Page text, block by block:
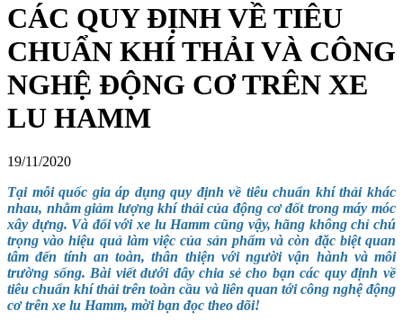
CÁC QUY ĐỊNH VỀ TIÊU
CHUẨN KHÍ THẢI VÀ CÔNG
NGHỆ ĐỘNG CƠ TRÊN XE
LU HAMM
19/11/2020
Tại mỗi quốc gia áp dụng quy định về tiêu chuẩn khí thải khác
nhau, nhằm giảm lượng khí thải của động cơ đốt trong máy móc
xây dựng. Và đối với xe lu Hamm cũng vậy, hãng không chỉ chú
trọng vào hiệu quả làm việc của sản phẩm và còn đặc biệt quan
tâm đến tính an toàn, thân thiện với người vận hành và môi
trường sống. Bài viết dưới đây chia sẻ cho bạn các quy định về
tiêu chuẩn khí thải trên toàn cầu và liên quan tới công nghệ động
cơ trên xe lu Hamm, mời bạn đọc theo dõi!